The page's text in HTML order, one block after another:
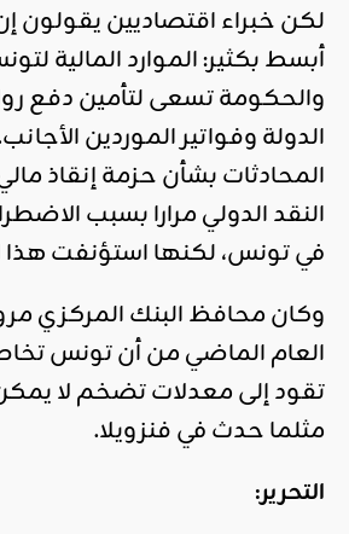
لكن خبراء اقتصاديين يقولون
أبسط بكثير: الموارد المالية
والحكومة تسعى لتأمين دفع
الدولة وفواتير الموردين
المحادثات بشأن حزمة إنقاذ
النقد الدولي مرارا بسبب
في تونس، لكنها استؤنفت
وكان محافظ البنك المركزي
العام الماضي من أن تونس
تقود إلى معدلات تضخم لا
مثلما حدث في فنزويلا.
التحرير: